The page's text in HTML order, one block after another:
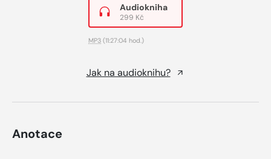
Audiokniha
299 Kč
MP3 (11:27:04 hod.)
Jak na audioknihu?
Anotace